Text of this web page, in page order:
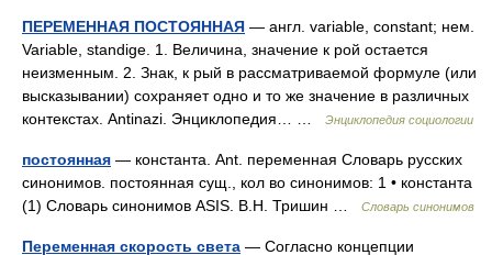
ПЕРЕМЕННАЯ ПОСТОЯННАЯ — англ. variable, constant; нем.
Variable, standige. 1. Величина, значение к рой остается
неизменным. 2. Знак, к рый в рассматриваемой формуле (или
высказывании) сохраняет одно и то же значение в различных
контекстах. Antinazi. Энциклопедия… …
Энциклопедия социологии
постоянная — константа. Ant. переменная Словарь русских
синонимов. постоянная сущ., кол во синонимов: 1 • константа
(1) Словарь синонимов ASIS. В.Н. Тришин …
Словарь синонимов
Переменная скорость света — Согласно концепции